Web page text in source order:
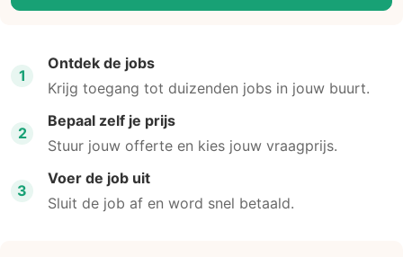
1
Ontdek de jobs
Krijg toegang tot duizenden jobs in jouw buurt.
2
Bepaal zelf je prijs
Stuur jouw offerte en kies jouw vraagprijs.
3
Voer de job uit
Sluit de job af en word snel betaald.